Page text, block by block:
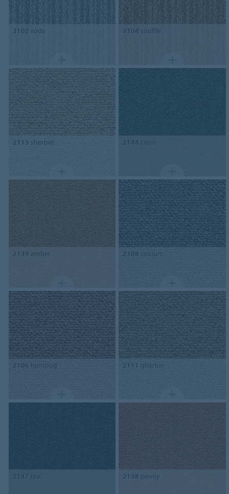
3102 soda 3104 souffle
2115 sherbet 2144 capri
2139 amber 2108 calcium
2106 humbug 2111 gherkin
2147 teal 2138 penny